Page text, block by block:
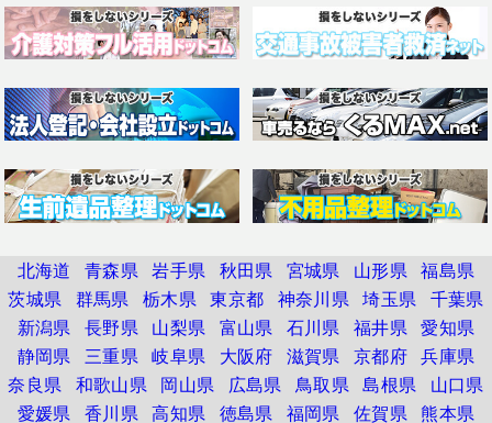
北海道 青森県 岩手県 秋田県 宮城県 山形県 福島県
茨城県
群馬県 栃木県 東京都 神奈川県 埼玉県
千葉県
新潟県
長野県 山梨県 富山県 石川県 福井県 愛知県
静岡県
三重県 岐阜県 大阪府 滋賀県 京都府 兵庫県
奈良県
和歌山県 岡山県 広島県 鳥取県 島根県
山口県
愛媛県
香川県 高知県 徳島県 福岡県 佐賀県 熊本県